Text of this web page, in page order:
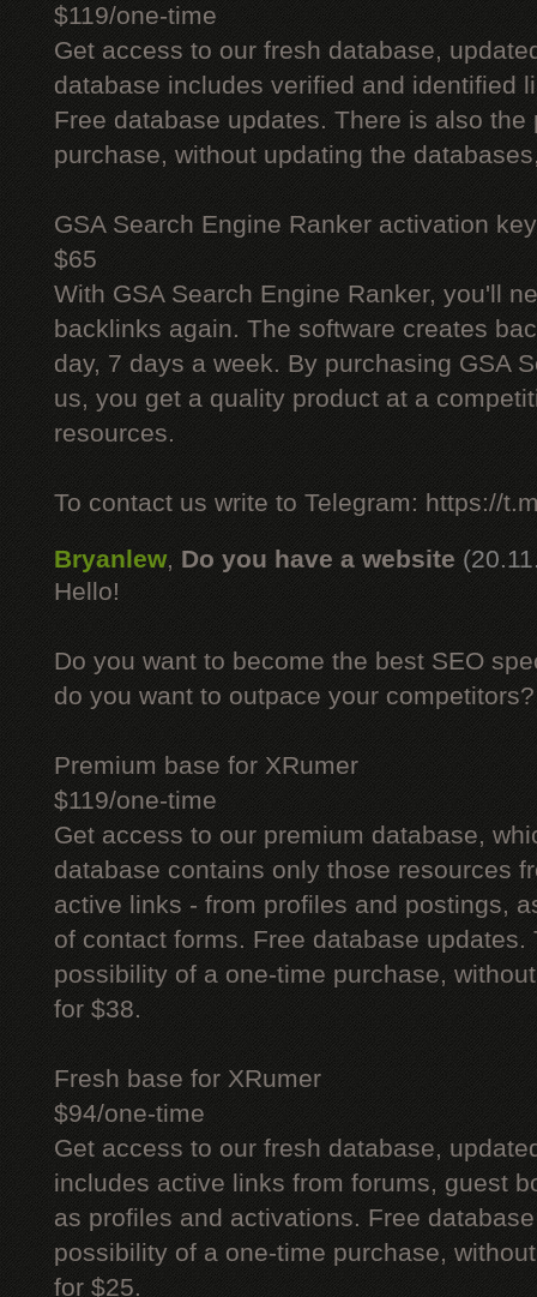
$119/one-time
Get access to our fresh database,
database includes verified and identified
Free database updates. There is also
purchase, without updating the
GSA Search Engine Ranker activation key
$65
With GSA Search Engine Ranker, you'll
backlinks again. The software creates
day, 7 days a week. By purchasing GSA
us, you get a quality product at a
resources.
To contact us write to Telegram: https://
Bryanlew, Do you have a website
Hello!
Do you want to become the best SEO
do you want to outpace your competitors?
Premium base for XRumer
$119/one-time
Get access to our premium database,
database contains only those resources
active links - from profiles and postings,
of contact forms. Free database updates.
possibility of a one-time purchase,
for $38.
Fresh base for XRumer
$94/one-time
Get access to our fresh database,
includes active links from forums, guest
as profiles and activations. Free
possibility of a one-time purchase,
for $25.